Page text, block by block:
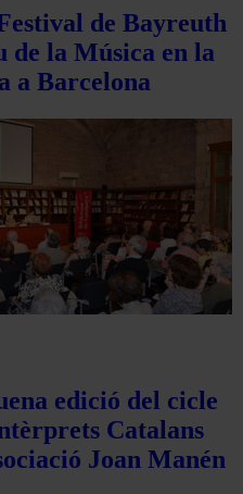
de Bayreuth
de la Música en la
a Barcelona
edició del cicle
Catalans
Joan Manén